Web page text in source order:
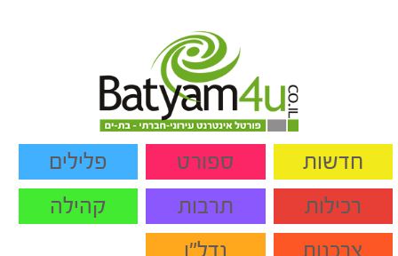
חדשות ספורט
פלילים
רכילות
תרבות
קהילה
צרכנות
נדל"ן